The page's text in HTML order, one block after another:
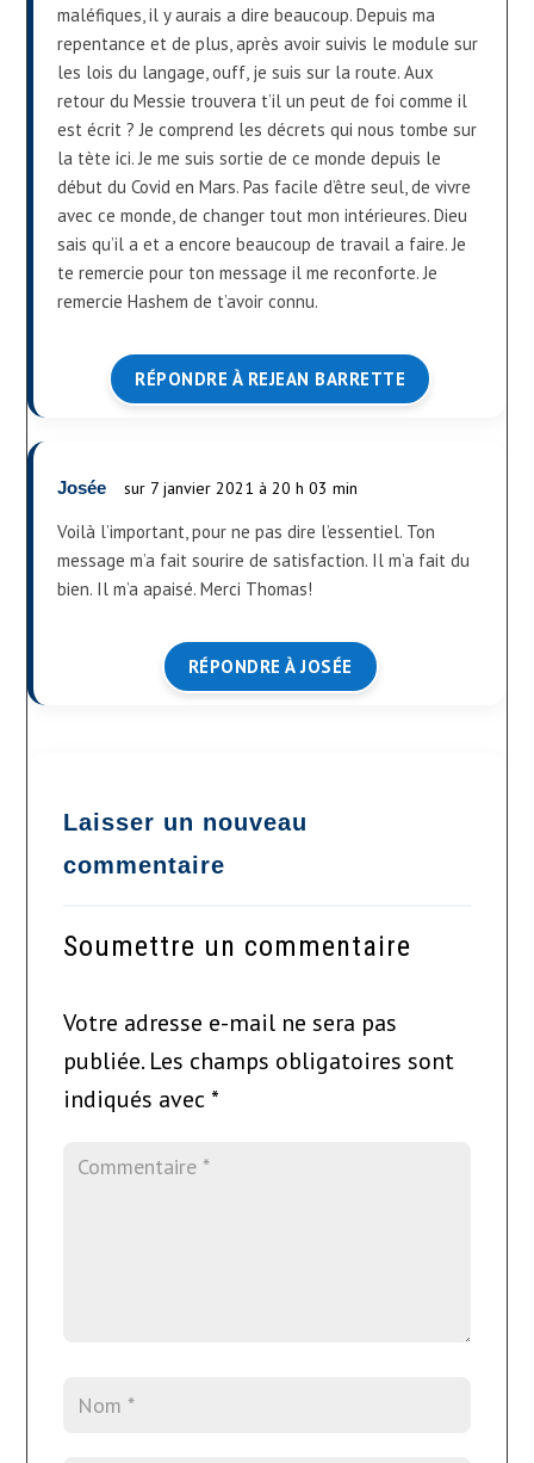
maléfiques, il y aurais a dire beaucoup. Depuis ma
repentance et de plus, après avoir suivis le module sur
les lois du langage, ouff, je suis sur la route. Aux
retour du Messie trouvera t’il un peut de foi comme il
est écrit ? Je comprend les décrets qui nous tombe sur
la tète ici. Je me suis sortie de ce monde depuis le
début du Covid en Mars. Pas facile d’être seul, de vivre
avec ce monde, de changer tout mon intérieures. Dieu
sais qu’il a et a encore beaucoup de travail a faire. Je
te remercie pour ton message il me reconforte. Je
remercie Hashem de t’avoir connu.
RÉPONDRE À REJEAN BARRETTE
Josée sur 7 janvier 2021 à 20 h 03 min
Voilà l’important, pour ne pas dire l’essentiel. Ton
message m’a fait sourire de satisfaction. Il m’a fait du
bien. Il m’a apaisé. Merci Thomas!
RÉPONDRE À JOSÉE
Soumettre un commentaire
Votre adresse e-mail ne sera pas
publiée. Les champs obligatoires sont
indiqués avec *